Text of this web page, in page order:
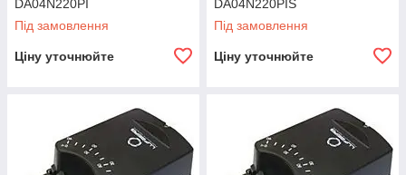
DA04N220РІ
Під замовлення
Ціну уточнюйте
DA04N220PIS
Під замовлення
Ціну уточнюйте